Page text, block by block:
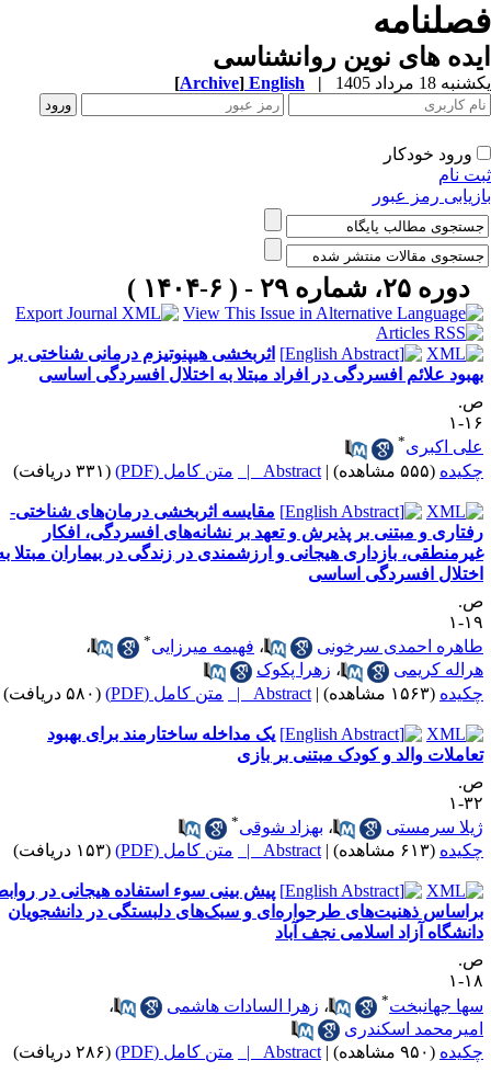
های نوین روانشناسی
18 مرداد 1405 |
English
[Archive]
ورود خودکار
نام
رمز عبور
دوره ۲۵، شماره ۲۹ - ( ۶-۱۴۰۴ )
اثربخشی هیپنوتیزم درمانی شناختی بر
علائم افسردگی در افراد مبتلا به اختلال افسردگی اساسی
۱
اکبری *
(۵۵۵ مشاهده) |
Abstract | متن کامل (PDF) (۳۳۱ دریافت)
مقایسه‌ اثربخشی درمان‌های شناختی-
و مبتنی بر پذیرش و تعهد بر نشانه‌های افسردگی، افکار
بازداری هیجانی و ارزشمندی در زندگی در بیماران مبتلا به
افسردگی اساسی
۱
احمدی سرخونی
،فهیمه میرزایی
،
کریمی
،زهرا پکوک
(۱۵۶۳ مشاهده) |
Abstract | متن کامل (PDF) (۵۸۰ دریافت)
یک مداخله ساختارمند برای بهبود
والد و کودک مبتنی بر بازی
۱
سرمستی
،بهزاد شوقی
(۶۱۳ مشاهده) |
Abstract | متن کامل (PDF) (۱۵۳ دریافت)
پیش بینی سوء استفاده هیجانی در روابط
ذهنیت‌های طرحواره‌ای و سبک‌های دلبستگی در دانشجویان
آزاد اسلامی نجف آباد
۱
جهانبخت
،زهرا السادات هاشمی
،
اسکندری
(۹۵۰ مشاهده) |
Abstract | متن کامل (PDF) (۲۸۶ دریافت)